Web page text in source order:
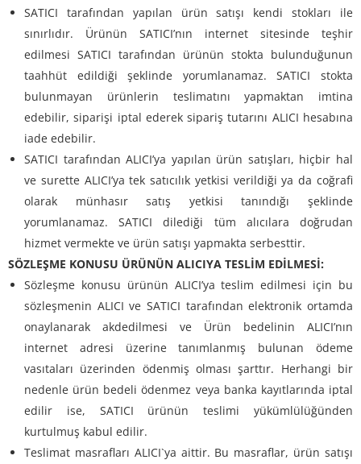
SATICI tarafından yapılan ürün satışı kendi stokları ile
sınırlıdır. Ürünün SATICI’nın internet sitesinde teşhir
edilmesi SATICI tarafından ürünün stokta bulunduğunun
taahhüt edildiği şeklinde yorumlanamaz. SATICI stokta
bulunmayan ürünlerin teslimatını yapmaktan imtina
edebilir, siparişi iptal ederek sipariş tutarını ALICI hesabına
iade edebilir.
SATICI tarafından ALICI’ya yapılan ürün satışları, hiçbir hal
ve surette ALICI’ya tek satıcılık yetkisi verildiği ya da coğrafi
olarak münhasır satış yetkisi tanındığı şeklinde
yorumlanamaz. SATICI dilediği tüm alıcılara doğrudan
hizmet vermekte ve ürün satışı yapmakta serbesttir.
SÖZLEŞME KONUSU ÜRÜNÜN ALICIYA TESLİM EDİLMESİ:
Sözleşme konusu ürünün ALICI’ya teslim edilmesi için bu
sözleşmenin ALICI ve SATICI tarafından elektronik ortamda
onaylanarak akdedilmesi ve Ürün bedelinin ALICI’nın
internet adresi üzerine tanımlanmış bulunan ödeme
vasıtaları üzerinden ödenmiş olması şarttır. Herhangi bir
nedenle ürün bedeli ödenmez veya banka kayıtlarında iptal
edilir ise, SATICI ürünün teslimi yükümlülüğünden
kurtulmuş kabul edilir.
Teslimat masrafları ALICI`ya aittir. Bu masraflar, ürün satışı